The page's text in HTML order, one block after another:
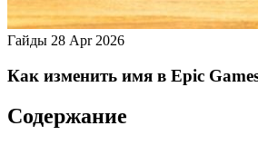
Гайды 28 Apr 2026
Как изменить имя в Epic
Содержание